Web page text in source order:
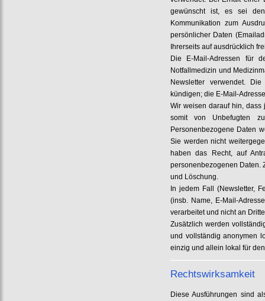
gewünscht ist, es sei
Kommunikation zum
persönlicher Daten
Ihrerseits auf ausdrücklich
Die E-Mail-Adressen für
Notfallmedizin und
Newsletter verwendet.
kündigen; die E-Mail-
Wir weisen darauf hin,
somit von Unbefugten
Personenbezogene Daten
Sie werden nicht
haben das Recht, auf
personenbezogenen Daten.
und Löschung.
In jedem Fall (Newsletter,
(insb. Name, E-Mail-
verarbeitet und nicht an
Zusätzlich werden
und vollständig anonymen
einzig und allein lokal für
Rechtswirksamkeit
Diese Ausführungen sind